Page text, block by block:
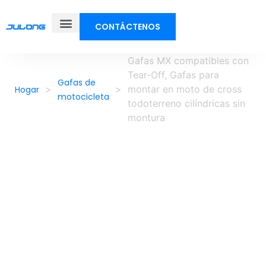
CONTÁCTENOS
Hogar >
Gafas de
motocicleta
>
Gafas MX compatibles con
Tear-Off, Gafas para
montar en moto de cross
todoterreno cilíndricas sin
montura